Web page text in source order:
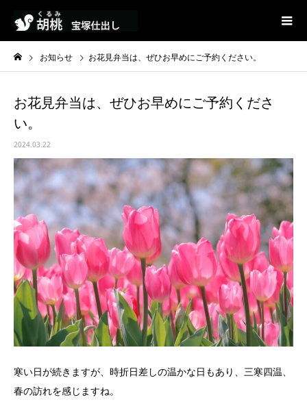
お知らせ お花見弁当は、ぜひお早めにご予約ください。
お花見弁当は、ぜひお早めにご予約くださ
い。
2024.03.22
寒い日が続きますが、時折日差しの温かな日もあり、三寒四温、
春の訪れを感じますね。